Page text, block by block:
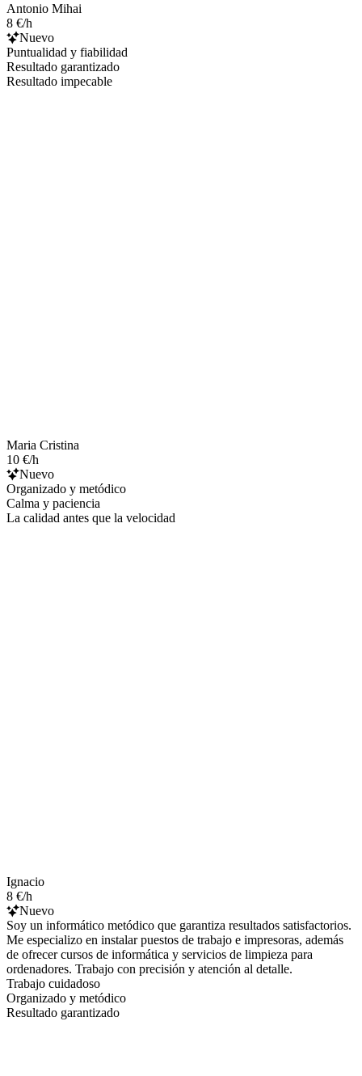
Antonio Mihai
8 €/h
Nuevo
Puntualidad y fiabilidad
Resultado garantizado
Resultado impecable
Maria Cristina
10 €/h
Nuevo
Organizado y metódico
Calma y paciencia
La calidad antes que la velocidad
Ignacio
8 €/h
Nuevo
Soy un informático metódico que garantiza resultados satisfactorios.
Me especializo en instalar puestos de trabajo e impresoras, además
de ofrecer cursos de informática y servicios de limpieza para
ordenadores. Trabajo con precisión y atención al detalle.
Trabajo cuidadoso
Organizado y metódico
Resultado garantizado